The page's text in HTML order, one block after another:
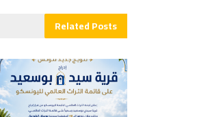
RelatedPosts